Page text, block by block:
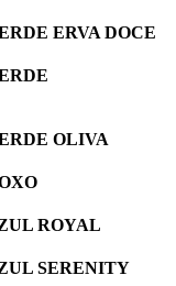
ERVA DOCE
OLIVA
ROYAL
SERENITY